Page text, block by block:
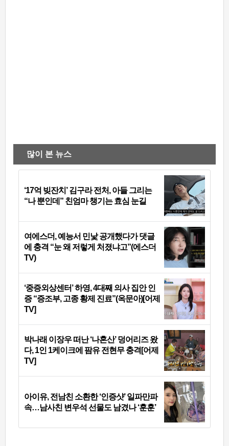
많이 본 뉴스
‘17억 빚잔치’ 김구라 전처, 아들 그리는
“나 뿐인데” 친엄마 챙기는 효심 눈길
여에스더, 예능서 민낯 공개했다가 댓글
에 충격 “눈 왜 저렇게 처졌냐고”(에스더
TV)
‘중증외상센터’ 하영, 4대째 의사 집안 인
증 “증조부, 고종 황제 진료”(옥문아)[어제
TV]
박나래 이장우 떠난 ‘나혼산’ 덩어리즈 왔
다, 1인 1케이크에 팜유 전현무 충격[어제
TV]
아이유, 전남친 소환한 ‘인증샷’ 일파만파
속…남사친 변우석 선물도 남겼나 ‘훈훈’